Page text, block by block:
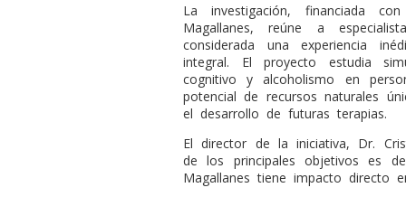
La investigación, financiada
Magallanes, reúne a
considerada una experiencia
integral. El proyecto estudia
cognitivo y alcoholismo en
potencial de recursos naturales
el desarrollo de futuras terapias.
El director de la iniciativa, Dr.
de los principales objetivos es
Magallanes tiene impacto directo